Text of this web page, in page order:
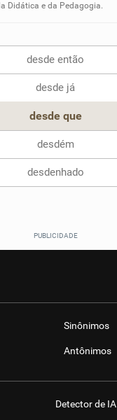
Didática e da Pedagogia.
desde então
desde já
desde que
desdém
desdenhado
Sinônimos
Antônimos
Detector de IA